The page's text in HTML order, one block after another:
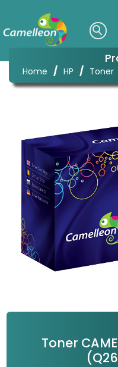
Home / HP / Toner
Toner